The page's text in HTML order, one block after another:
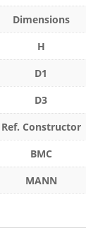
Dimensions
H
D1
D3
Ref. Constructor
BMC
MANN